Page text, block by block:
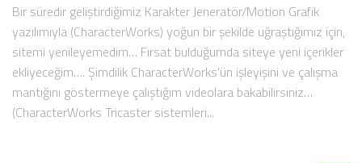
Bir süredir geliştirdiğimiz Karakter Jeneratör/Motion Grafik
yazılımıyla (CharacterWorks) yoğun bir şekilde uğraştığımız için,
sitemi yenileyemedim… Fırsat bulduğumda siteye yeni içerikler
ekliyeceğim…. Şimdilik CharacterWorks’ün işleyişini ve çalışma
mantığını göstermeye çalıştığım videolara bakabilirsiniz…
(CharacterWorks Tricaster sistemleri...